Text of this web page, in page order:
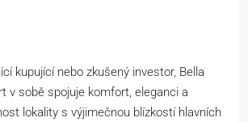
kupující nebo zkušený investor, Bella
v sobě spojuje komfort, eleganci a
lokality s výjimečnou blízkostí hlavních